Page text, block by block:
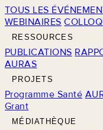
TOUS LES
WEBINAIRES
RESSOURCES
PUBLICATIONS
AURAS
PROJETS
Programme Santé
Grant
MÉDIATHÈQUE